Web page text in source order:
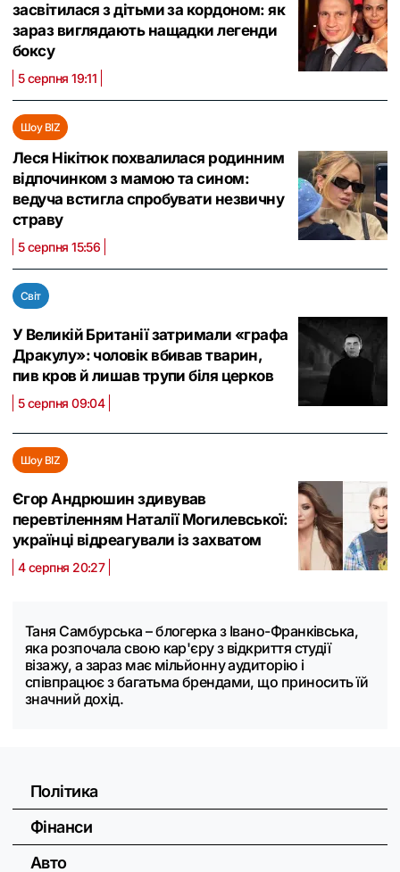
засвітилася з дітьми за кордоном: як
зараз виглядають нащадки легенди
боксу
5 серпня 19:11
Шоу BIZ
Леся Нікітюк похвалилася родинним
відпочинком з мамою та сином:
ведуча встигла спробувати незвичну
страву
5 серпня 15:56
Світ
У Великій Британії затримали «графа
Дракулу»: чоловік вбивав тварин,
пив кров й лишав трупи біля церков
5 серпня 09:04
Шоу BIZ
Єгор Андрюшин здивував
перевтіленням Наталії Могилевської:
українці відреагували із захватом
4 серпня 20:27
Таня Самбурська – блогерка з Івано-Франківська,
яка розпочала свою кар'єру з відкриття студії
візажу, а зараз має мільйонну аудиторію і
співпрацює з багатьма брендами, що приносить їй
значний дохід.
Політика
Фінанси
Авто